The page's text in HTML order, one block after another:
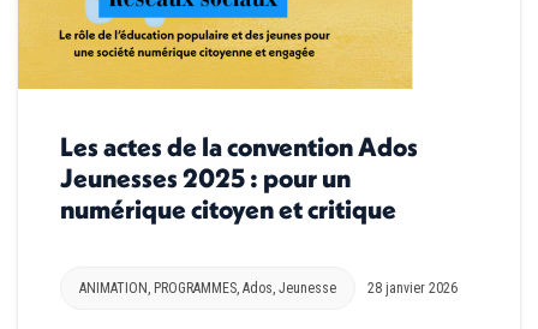
Les actes de la convention Ados
Jeunesses 2025 : pour un
numérique citoyen et critique
ANIMATION PROGRAMMES Ados Jeunesse 28 janvier 2026